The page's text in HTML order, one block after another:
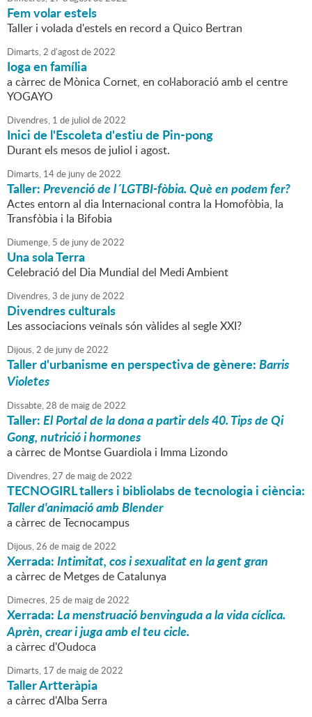
Fem volar estels
Taller i volada d'estels en record a Quico Bertran
Dimarts,2 d'agostde2022
Ioga en família
a càrrec de Mònica Cornet, en col·laboració amb el centre
YOGAYO
Divendres, 1 de juliol de2022
Inici de l'Escoleta d'estiu de Pin-pong
Durant els mesos de juliol i agost.
Dimarts, 14de junyde2022
Taller:Prevenció de l´LGTBI-fòbia. Què en podem fer?
Actes entorn al dia Internacional contra la Homofòbia, la
Transfòbia i la Bifobia
Diumenge, 5 de junyde2022
Una sola Terra
Celebració del Dia Mundial del Medi Ambient
Divendres,3 de junyde2022
Divendres culturals
Les associacions veïnals són vàlides al segle XXI?
Dijous,2 de junyde2022
Taller d'urbanisme en perspectiva de gènere:Barris
Violetes
Dissabte,28 de maigde2022
Taller:El Portal de la dona a partir dels 40. Tips de Qi
Gong, nutrició i hormones
a càrrec de Montse Guardiola i Imma Lizondo
Divendres,27 de maigde2022
TECNOGIRL tallers i bibliolabs de tecnologia i ciència:
Taller d'animació amb Blender
a càrrec de Tecnocampus
Dijous,26 de maigde2022
Xerrada:Intimitat, cos i sexualitat en la gent gran
a càrrec de Metges de Catalunya
Dimecres,25 de maigde2022
Xerrada:La menstruació benvinguda a la vida cíclica.
Aprèn, crear i juga amb el teu cicle.
a càrrec d'Oudoca
Dimarts, 17 de maigde2022
Taller Artteràpia
a càrrec d'Alba Serra